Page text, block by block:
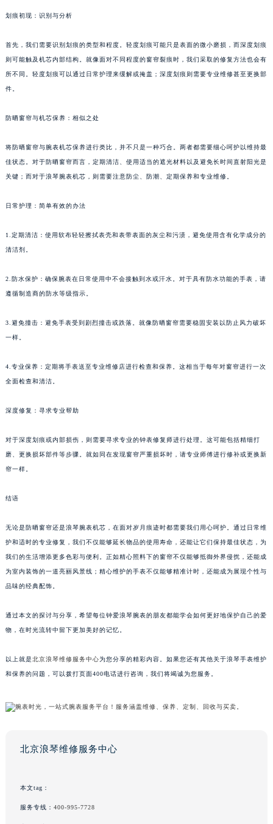
划痕初现：识别与分析
首先，我们需要识别划痕的类型和程度。轻度划痕可能只是表面的微小磨损，而深度划痕
则可能触及机芯内部结构。就像面对不同程度的窗帘裂痕时，我们采取的修复方法也会有
所不同。轻度划痕可以通过日常护理来缓解或掩盖；深度划痕则需要专业维修甚至更换部
件。
防晒窗帘与机芯保养：相似之处
将防晒窗帘与腕表机芯保养进行类比，并不只是一种巧合。两者都需要细心呵护以维持最
佳状态。对于防晒窗帘而言，定期清洁、使用适当的遮光材料以及避免长时间直射阳光是
关键；而对于浪琴腕表机芯，则需要注意防尘、防潮、定期保养和专业维修。
日常护理：简单有效的办法
1.定期清洁：使用软布轻轻擦拭表壳和表带表面的灰尘和污渍，避免使用含有化学成分的
清洁剂。
2.防水保护：确保腕表在日常使用中不会接触到水或汗水。对于具有防水功能的手表，请
遵循制造商的防水等级指示。
3.避免撞击：避免手表受到剧烈撞击或跌落。就像防晒窗帘需要稳固安装以防止风力破坏
一样。
4.专业保养：定期将手表送至专业维修店进行检查和保养。这相当于每年对窗帘进行一次
全面检查和清洁。
深度修复：寻求专业帮助
对于深度划痕或内部损伤，则需要寻求专业的钟表修复师进行处理。这可能包括精细打
磨、更换损坏部件等步骤。就如同在发现窗帘严重损坏时，请专业师傅进行修补或更换新
帘一样。
结语
无论是防晒窗帘还是浪琴腕表机芯，在面对岁月痕迹时都需要我们用心呵护。通过日常维
护和适时的专业修复，我们不仅能够延长物品的使用寿命，还能让它们保持最佳状态，为
我们的生活增添更多色彩与便利。正如精心照料下的窗帘不仅能够抵御外界侵扰，还能成
为室内装饰的一道亮丽风景线；精心维护的手表不仅能够精准计时，还能成为展现个性与
品味的经典配饰。
通过本文的探讨与分享，希望每位钟爱浪琴腕表的朋友都能学会如何更好地保护自己的爱
物，在时光流转中留下更加美好的记忆。
以上就是北京浪琴维修服务中心为您分享的精彩内容。如果您还有其他关于浪琴手表维护
和保养的问题，可以拨打页面400电话进行咨询，我们将竭诚为您服务。
北京浪琴维修服务中心
本文tag：
服务专线： 400-995-7728